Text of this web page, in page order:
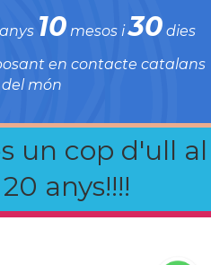
10mesos i30dies
en contacte catalans
món
un cop d'ull al
anys!!!!